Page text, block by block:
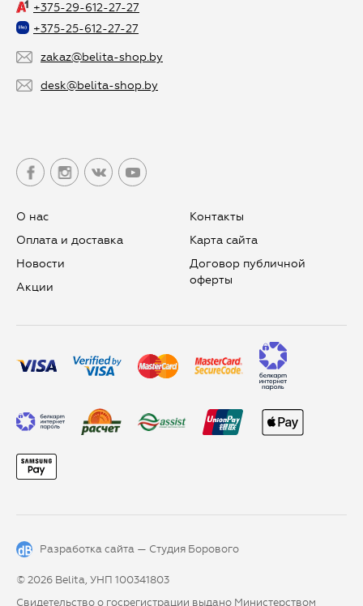
+375-29-612-27-27
+375-25-612-27-27
zakaz@belita-shop.by
desk@belita-shop.by
О нас
Оплата и доставка
Новости
Aкции
Контакты
Карта сайта
Договор публичной
оферты
Разработка сайта — Студия Борового
© 2026 Belita, УНП 100341803
Свидетельство о госрегистрации выдано Министерством